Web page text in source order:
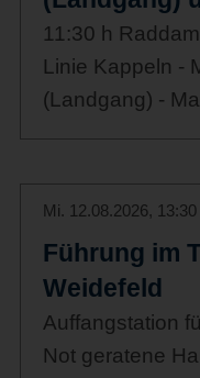
11:30 h
Linie Kappeln -
(Landgang) -
Mi. 12.08.2026,
Führung im
Weidefeld
Auffangstation
Not geratene